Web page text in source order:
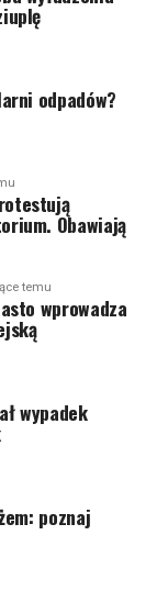
odpadów?
Obawiają
temu
wprowadza
wypadek
poznaj